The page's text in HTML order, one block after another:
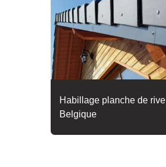
Habillage planche de rive
Belgique